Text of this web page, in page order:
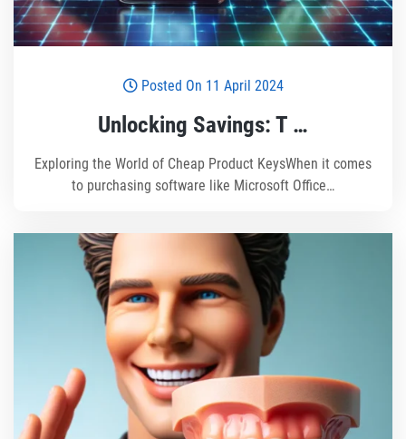
Posted On 11 April 2024
Unlocking Savings: T …
Exploring the World of Cheap Product KeysWhen it comes
to purchasing software like Microsoft Office…